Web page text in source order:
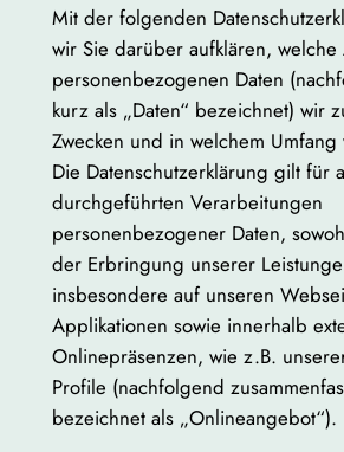
Mit der folgenden
wir Sie darüber aufklären,
personenbezogenen Daten
kurz als „Daten“ bezeichnet) wir
Zwecken und in welchem
Die Datenschutzerklärung gilt für
durchgeführten Verarbeitungen
personenbezogener Daten,
der Erbringung unserer
insbesondere auf unseren
Applikationen sowie innerhalb
Onlinepräsenzen, wie z.B.
Profile (nachfolgend
bezeichnet als „Onlineangebot“).